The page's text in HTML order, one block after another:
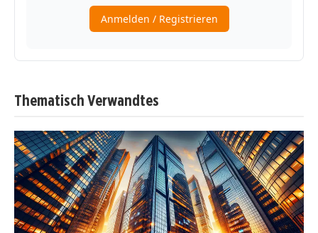
Thematisch Verwandtes